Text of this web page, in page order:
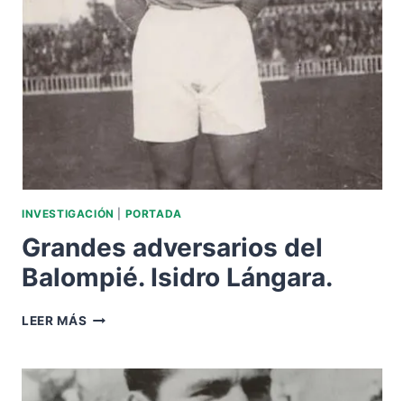
INVESTIGACIÓN PORTADA
Grandes adversarios del
Balompié. Isidro Lángara.
LEER MÁS GRANDES
BALOMPIÉ.
ISIDRO